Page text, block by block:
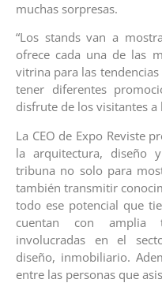
muchas sorpresas.
“Los stands van a
ofrece cada una de las
vitrina para las
tener diferentes
disfrute de los visitantes a
La CEO de Expo Reviste
la arquitectura, diseño
tribuna no solo para
también transmitir
todo ese potencial que
cuentan con amplia
involucradas en el
diseño, inmobiliario.
entre las personas que